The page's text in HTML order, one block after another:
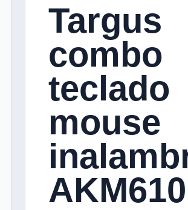
Targus
combo
teclado
mouse